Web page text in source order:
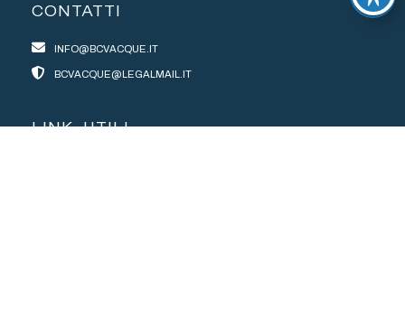
CONTATTI
INFO@BCVACQUE.IT
BCVACQUE@LEGALMAIL.IT
LINK UTILI